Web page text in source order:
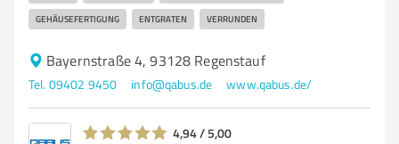
GEHÄUSEFERTIGUNG ENTGRATEN VERRUNDEN
Bayernstraße 4, 93128 Regenstauf
Tel. 09402 9450 info@qabus.de www.qabus.de/
4,94 / 5,00